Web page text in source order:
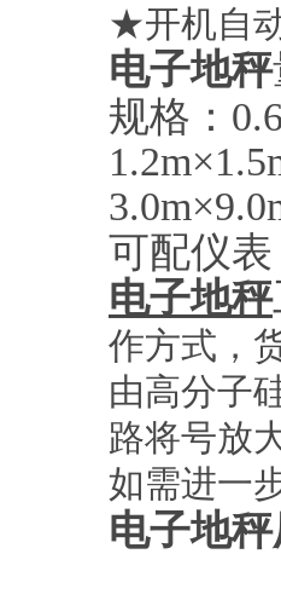
★开机自
电子地秤
规格：
可配仪
电子地秤
作方式，
由高分子
路将号放
如需进一
电子地秤